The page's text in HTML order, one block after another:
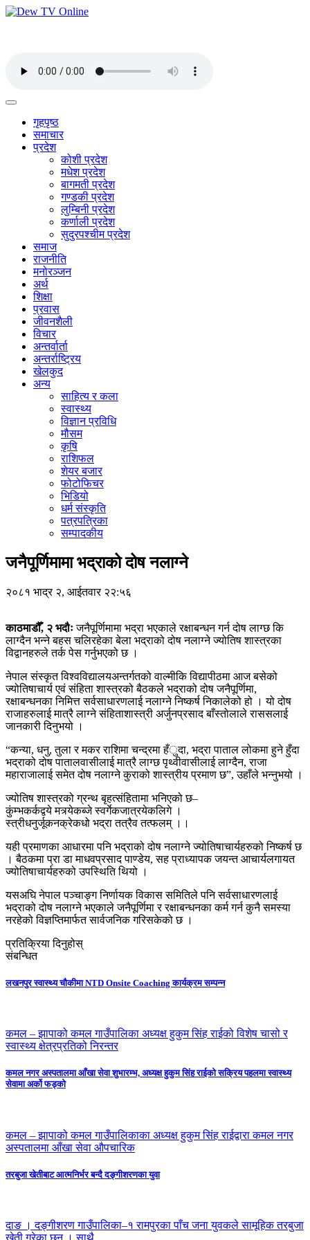
गृहपृष्ठ
समाचार
प्रदेश
कोशी प्रदेश
मधेश प्रदेश
बागमती प्रदेश
गण्डकी प्रदेश
लुम्बिनी प्रदेश
कर्णाली प्रदेश
सुदुरपश्चीम प्रदेश
समाज
राजनीति
मनोरञ्जन
अर्थ
शिक्षा
प्रवास
जीवनशैली
विचार
अन्तर्वार्ता
अन्तर्राष्ट्रिय
खेलकुद
अन्य
साहित्य र कला
स्वास्थ्य
विज्ञान प्रविधि
मौसम
कृषि
राशिफल
शेयर बजार
फोटोफिचर
भिडियो
धर्म संस्कृति
पत्रपत्रिका
सम्पादकीय
जनैपूर्णिमामा भद्राको दोष नलाग्ने
२०८१ भाद्र २, आईतवार २२:५६
काठमाडौँ, २ भदौःजनैपूर्णिमामा भद्रा भएकाले रक्षाबन्धन गर्न दोष लाग्छ कि
लाग्दैन भन्ने बहस चलिरहेका बेला भद्राको दोष नलाग्ने ज्योतिष शास्त्रका
विद्वानहरुले तर्क पेस गर्नुभएको छ ।
नेपाल संस्कृत विश्वविद्यालयअन्तर्गतको वाल्मीकि विद्यापीठमा आज बसेको
ज्योतिषाचार्य एवं संहिता शास्त्रको बैठकले भद्राको दोष जनैपूर्णिमा,
रक्षाबन्धनका निमित्त सर्वसाधारणलाई नलाग्ने निष्कर्ष निकालेको हो । यो दोष
राजाहरुलाई मात्रै लाग्ने संहिताशास्त्री अर्जुनप्रसाद बाँस्तोलाले राससलाई
जानकारी दिनुभयो ।
“कन्या, धनु, तुला र मकर राशिमा चन्द्रमा हँुदा, भद्रा पाताल लोकमा हुने हुँदा
भद्राको दोष पातालवासीलाई मात्रै लाग्छ पृथ्वीवासीलाई लाग्दैन, राजा
महाराजालाई समेत दोष नलाग्ने कुराको शास्त्रीय प्रमाण छ”, उहाँले भन्नुभयो ।
ज्योतिष शास्त्रको ग्रन्थ बृहत्संहितामा भनिएको छ–
कुंम्भकर्कद्वये मत्र्येकब्जे स्वर्गेकजात्रयेकलिगे ।
स्त्रीधनुर्जूकनक्रेकधो भद्रा तत्रैव तत्फलम् ।।
यही प्रमाणका आधारमा पनि भद्राको दोष नलाग्ने ज्योतिषाचार्यहरुको निष्कर्ष छ
। बैठकमा प्रा डा माधवप्रसाद पाण्डेय, सह प्राध्यापक जयन्त आचार्यलगायत
ज्योतिषाचार्यहरुको उपस्थिति थियो ।
यसअघि नेपाल पञ्चाङ्ग निर्णायक विकास समितिले पनि सर्वसाधारणलाई
भद्राको दोष नलाग्ने भएकाले जनैपूर्णिमा र रक्षाबन्धनका कर्म गर्न कुनै समस्या
नरहेको विज्ञप्तिमार्फत सार्वजनिक गरिसकेको छ ।
प्रतिक्रिया दिनुहोस्
संबन्धित
लखनपुर स्वास्थ्य चौकीमा NTD Onsite Coaching कार्यक्रम सम्पन्न
कमल – झापाको कमल गाउँपालिका अध्यक्ष हुकुम सिंह राईको विशेष चासो र
स्वास्थ्य क्षेत्रप्रतिको निरन्तर
कमल नगर अस्पतालमा आँखा सेवा शुभारम्भ, अध्यक्ष हुकुम सिंह राईको सक्रिय पहलमा स्वास्थ्य
सेवामा अर्को फड्को
कमल – झापाको कमल गाउँपालिकाका अध्यक्ष हुकुम सिंह राईद्वारा कमल नगर
अस्पतालमा आँखा सेवा औपचारिक
तरबुजा खेतीबाट आत्मनिर्भर बन्दै दङ्गीशरणका युवा
दाङ । दङ्गीशरण गाउँपालिका–१ रामपुरका पाँच जना युवकले सामूहिक तरबुजा
खेती गरेका छन् । साथै